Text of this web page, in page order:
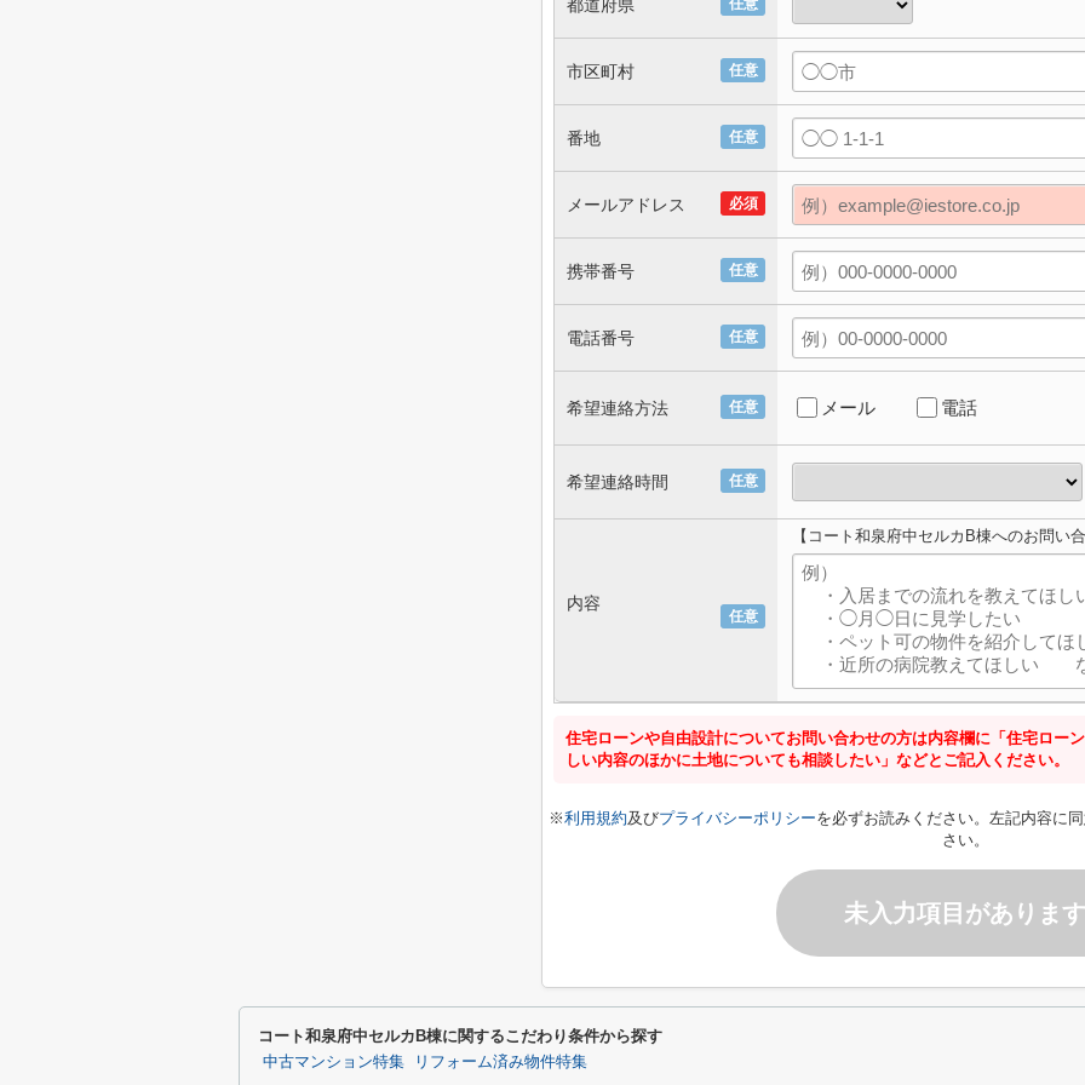
任意
都道府県
任意
市区町村
任意
番地
必須
メールアドレス
任意
携帯番号
任意
電話番号
任意
希望連絡方法 メール 電話
任意
希望連絡時間
任意
内容
【コート和泉府中セルカB棟へのお問い
住宅ローンや自由設計についてお問い合わせの方は内容欄に「住宅ロー
しい内容のほかに土地についても相談したい」などとご記入ください。
※利用規約及びプライバシーポリシーを必ずお読みください。左記内容に
さい。
未入力項目があります
コート和泉府中セルカB棟に関するこだわり条件から探す
中古マンション特集 リフォーム済み物件特集